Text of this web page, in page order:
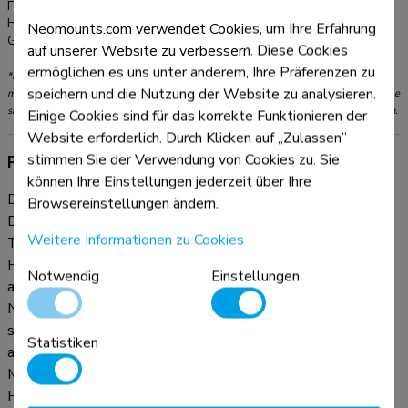
Farbe:
Hauptmaterial:
Stahl
Garantie:
*Bitte beachten: Die angegebenen Zollgrößen sind nur ein Anhaltspunkt, kombiniert
mit dem Gewicht und den VESA-Größen. Das maximale Gewicht und die VESA-Größe
sind absolute Beschränkungen für die Produkte und sollten nicht überschritten werden.
Produktinformationen
Die Neomounts Tischhalterung, Modell FPMA-
D750DSILVER, ist eine neig-, schwenk- und drehbar
Tischhalterung für Flachbildschirme bis 32" (81 cm). Diese
Halterung ist eine gute Wahl für platzsparende Platzierung
auf Schreibtischen mittels einer Klemme oder Durchführung.
Neomounts einzigartige neig- (170°), dreh- (180°) und
schwenkbare (180°) Technologie ermöglicht die Anpassung
an jeden Betrachtungswinkel, um vollumfänglich von den
Möglichkeiten des Flachbildschirms zu profitieren. Die
Halterung ist einfach durch Gasfeder höhenverstellbar von 0
Neomounts.com verwendet Cookies, um Ihre Erfahrung
auf unserer Website zu verbessern. Diese Cookies
ermöglichen es uns unter anderem, Ihre Präferenzen zu
speichern und die Nutzung der Website zu analysieren.
Einige Cookies sind für das korrekte Funktionieren der
Website erforderlich. Durch Klicken auf „Zulassen”
stimmen Sie der Verwendung von Cookies zu. Sie
können Ihre Einstellungen jederzeit über Ihre
Browsereinstellungen ändern.
Weitere Informationen zu Cookies
Notwendig
Einstellungen
Statistiken